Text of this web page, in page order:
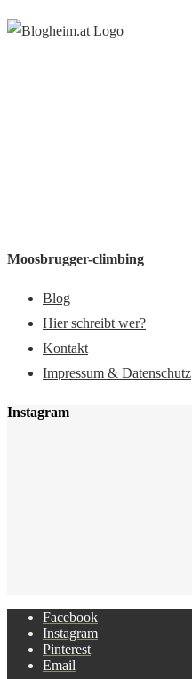
Moosbrugger-climbing
Blog
Hier schreibt wer?
Kontakt
Impressum & Datenschutz
Instagram
Facebook
Instagram
Pinterest
Email